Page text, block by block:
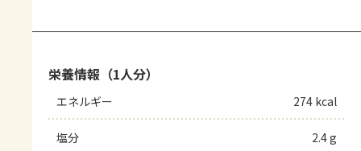
栄養情報（1人分）
エネルギー 274 kcal
塩分 2.4 g